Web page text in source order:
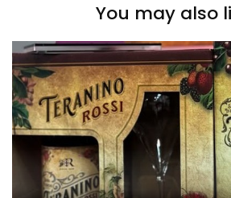
You may also